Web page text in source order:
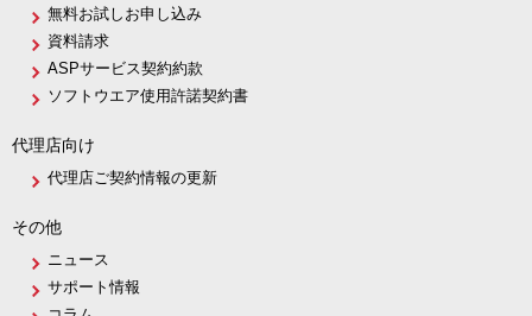
無料お試しお申し込み
資料請求
ASPサービス契約約款
ソフトウエア使用許諾契約書
代理店向け
代理店ご契約情報の更新
その他
ニュース
サポート情報